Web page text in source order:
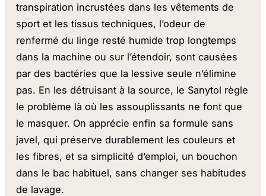
transpiration incrustées dans les vêtements de
sport et les tissus techniques, l’odeur de
renfermé du linge resté humide trop longtemps
dans la machine ou sur l’étendoir, sont causées
par des bactéries que la lessive seule n’élimine
pas. En les détruisant à la source, le Sanytol règle
le problème là où les assouplissants ne font que
le masquer. On apprécie enfin sa formule sans
javel, qui préserve durablement les couleurs et
les fibres, et sa simplicité d’emploi, un bouchon
dans le bac habituel, sans changer ses habitudes
de lavage.